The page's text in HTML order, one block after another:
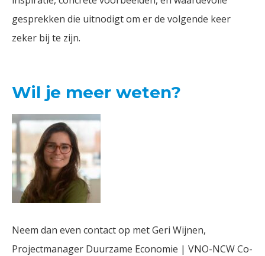
gesprekken die uitnodigt om er de volgende keer
zeker bij te zijn.
Wil je meer weten?
Neem dan even contact op met Geri Wijnen,
Projectmanager Duurzame Economie | VNO-NCW Co-